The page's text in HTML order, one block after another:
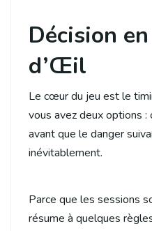
Décision
d’Œil
Le cœur du jeu est le
vous avez deux options :
avant que le danger
inévitablement.
Parce que les sessions
résume à quelques